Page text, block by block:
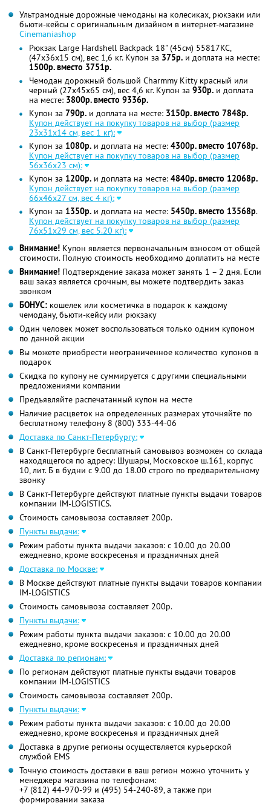
Ультрамодные дорожные чемоданы на колесиках, рюкзаки или
бьюти-кейсы с оригинальным дизайном в интернет-магазине
Cinemaniashop
Рюкзак Large Hardshell Backpack 18" (45см) 55817KC,
(47x36x15 см), вес 1,6 кг. Купон за 375р. и доплата на месте:
1500р. вместо 3751р.
Чемодан дорожный большой Charmmy Kitty красный или
черный (27x45x65 см), вес 4,6 кг. Купон за 930р. и доплата
на месте: 3800р. вместо 9336р.
Купон за 790р. и доплата на месте: 3150р. вместо 7848р.
Купон действует на покупку товаров на выбор (размер
23x31x14 см, вес 1 кг):
Купон за 1080р. и доплата на месте: 4300р. вместо 10768р.
Купон действует на покупку товаров на выбор (размер
56x36x23 см):
Купон за 1200р. и доплата на месте: 4840р. вместо 12068р.
Купон действует на покупку товаров на выбор (размер
66x46x27 см, вес 4 кг):
Купон за 1350р. и доплата на месте: 5450р. вместо 13568р.
Купон действует на покупку товаров на выбор (размер
76x51x29 см, вес 5.20 кг):
Внимание! Купон является первоначальным взносом от общей
стоимости. Полную стоимость необходимо доплатить на месте
Внимание! Подтверждение заказа может занять 1 – 2 дня. Если
ваш заказ является срочным, вы можете подтвердить заказ
звонком
БОНУС: кошелек или косметичка в подарок к каждому
чемодану, бьюти-кейсу или рюкзаку
Один человек может воспользоваться только одним купоном
по данной акции
Вы можете приобрести неограниченное количество купонов в
подарок
Скидка по купону не суммируется с другими специальными
предложениями компании
Предъявляйте распечатанный купон на месте
Наличие расцветок на определенных размерах уточняйте по
бесплатному телефону 8 (800) 333-44-06
Доставка по Санкт-Петербургу:
В Санкт-Петербурге бесплатный самовывоз возможен со склада
находящегося по адресу: Шушары, Московское ш.161, корпус
10, лит. Б в будни с 9.00 до 18.00 строго по предварительному
звонку
В Санкт-Петербурге действуют платные пункты выдачи товаров
компании IM-LOGISTICS.
Стоимость самовывоза составляет 200р.
Пункты выдачи:
Режим работы пункта выдачи заказов: с 10.00 до 20.00
ежедневно, кроме воскресенья и праздничных дней
Доставка по Москве:
В Москве действуют платные пункты выдачи товаров компании
IM-LOGISTICS
Стоимость самовывоза составляет 200р.
Пункты выдачи:
Режим работы пункта выдачи заказов: с 10.00 до 20.00
ежедневно, кроме воскресенья и праздничных дней
Доставка по регионам:
По регионам действуют платные пункты выдачи товаров
компании IM-LOGISTICS
Стоимость самовывоза составляет 200р.
Пункты выдачи:
Режим работы пункта выдачи заказов: с 10.00 до 20.00
ежедневно, кроме воскресенья и праздничных дней
Доставка в другие регионы осуществляется курьерской
службой EMS
Точную стоимость доставки в ваш регион можно уточнить у
менеджера магазина по телефонам:
+7 (812) 44-970-99 и (495) 54-240-89, а также при
формировании заказа